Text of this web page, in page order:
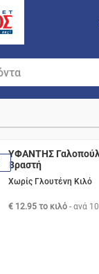
ΥΦΑΝΤΗΣ
Βραστή
Χωρίς Γλουτένη Κιλό
€ 12.95 το κιλό - ανά